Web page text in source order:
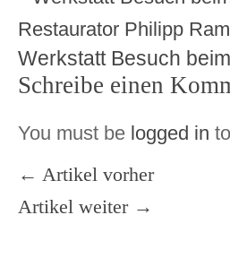
Werkstatt Besuch
Schreibe einen
You must be logged in
← Artikel vorher
Artikel weiter →